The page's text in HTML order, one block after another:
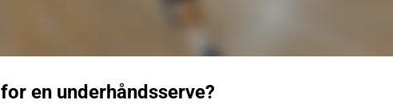
en underhåndsserve?